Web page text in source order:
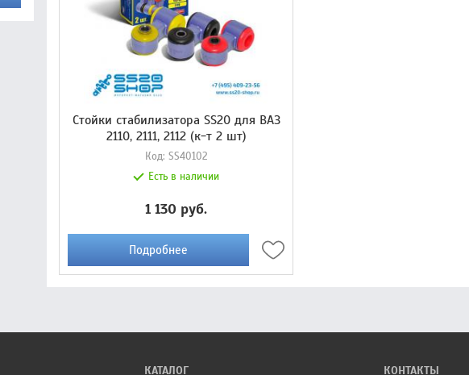
Стойки стабилизатора SS20 для ВАЗ
2110, 2111, 2112 (к-т 2 шт)
Код: SS40102
Есть в наличии
1 130 руб.
Подробнее
КАТАЛОГ КОНТАКТЫ